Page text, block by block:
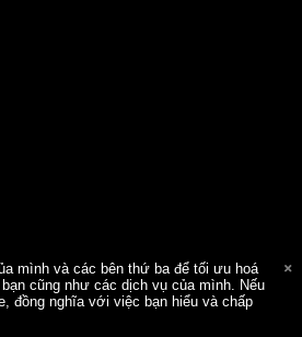
mình và các bên thứ ba để tối ưu hoá
cũng như các dịch vụ của mình. Nếu
đồng nghĩa với việc bạn hiểu và chấp